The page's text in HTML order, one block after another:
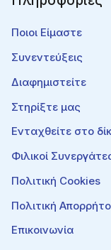
Ποιοι Είμαστε
Συνεντεύξεις
Διαφημιστείτε
Στηρίξτε μας
Ενταχθείτε στο
Φιλικοί
Πολιτική Cookies
Πολιτική
Επικοινωνία